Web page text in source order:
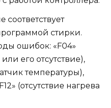
соответствует
стирки.
ошибок: «F04»
его отсутствие),
температуры),
(отсутствие нагрева